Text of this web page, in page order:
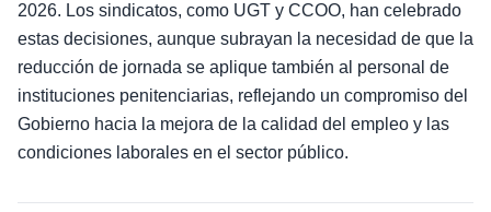
2026. Los sindicatos, como UGT y CCOO, han celebrado
estas decisiones, aunque subrayan la necesidad de que la
reducción de jornada se aplique también al personal de
instituciones penitenciarias, reflejando un compromiso del
Gobierno hacia la mejora de la calidad del empleo y las
condiciones laborales en el sector público.